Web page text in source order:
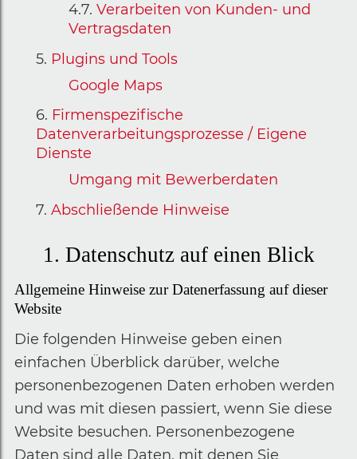
Verarbeiten von Kunden- und
Vertragsdaten
Plugins und Tools
Google Maps
Firmenspezifische
Datenverarbeitungsprozesse / Eigene
Dienste
Umgang mit Bewerberdaten
Abschließende Hinweise
1. Datenschutz auf einen Blick
Allgemeine Hinweise zur Datenerfassung auf dieser
Website
Die folgenden Hinweise geben einen
einfachen Überblick darüber, welche
personenbezogenen Daten erhoben werden
und was mit diesen passiert, wenn Sie diese
Website besuchen. Personenbezogene
Daten sind alle Daten, mit denen Sie